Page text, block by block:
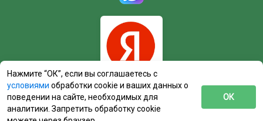
Нажмите “ОК”, если вы соглашаетесь с
условиями обработки cookie и ваших данных о
поведении на сайте, необходимых для
аналитики. Запретить обработку cookie
ОК